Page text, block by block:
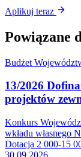
Aplikuj teraz
Powiązane
Budżet
13/2026
projektów
Konkurs
wkładu własnego
Dotacja 2 000-15
30.09.2026.